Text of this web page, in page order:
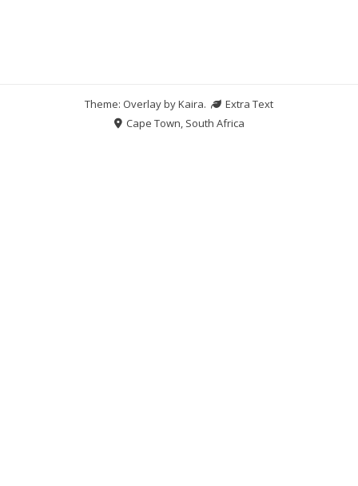
Theme: Overlay byKaira.
Extra Text
Cape Town, South Africa